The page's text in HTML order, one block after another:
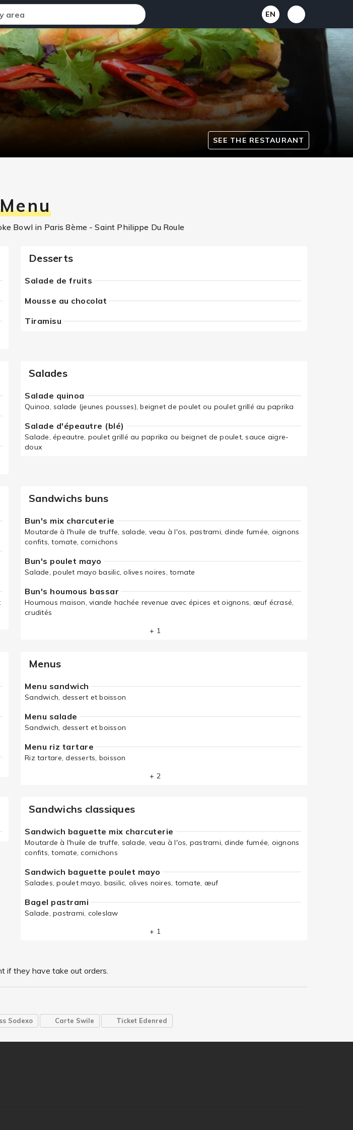
area EN
SEE THE RESTAURANT
Bowl in Paris 8ème - Saint Philippe Du Roule
Desserts
Salade de fruits
Mousse au chocolat
Tiramisu
Salades
Salade quinoa
Quinoa, salade (jeunes pousses), beignet de poulet ou poulet grillé au paprika
Salade d'épeautre (blé)
Salade, épeautre, poulet grillé au paprika ou beignet de poulet, sauce aigre-
doux
Sandwichs buns
Bun's mix charcuterie
Moutarde à l'huile de truffe, salade, veau à l'os, pastrami, dinde fumée, oignons
confits, tomate, cornichons
Bun's poulet mayo
Salade, poulet mayo basilic, olives noires, tomate
Bun's houmous bassar
Houmous maison, viande hachée revenue avec épices et oignons, œuf écrasé,
crudités
+ 1
Menus
Menu sandwich
Sandwich, dessert et boisson
Menu salade
Sandwich, dessert et boisson
Menu riz tartare
Riz tartare, desserts, boisson
+ 2
Sandwichs classiques
Sandwich baguette mix charcuterie
Moutarde à l'huile de truffe, salade, veau à l'os, pastrami, dinde fumée, oignons
confits, tomate, cornichons
Sandwich baguette poulet mayo
Salades, poulet mayo, basilic, olives noires, tomate, œuf
Bagel pastrami
Salade, pastrami, coleslaw
+ 1
if they have take out orders.
Sodexo Carte Swile Ticket Edenred